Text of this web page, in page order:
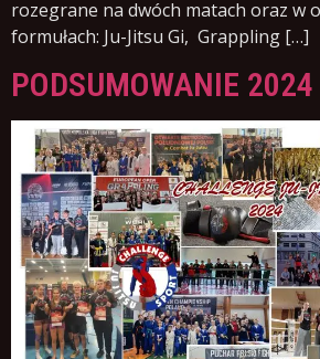
rozegrane na dwóch matach oraz w
formułach: Ju-Jitsu Gi, Grappling […]
PODSUMOWANIE 2024